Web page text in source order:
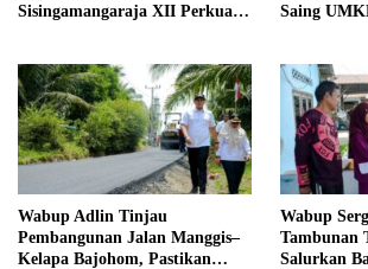
Sisingamangaraja XII Perkuat
Saing
Wabup Adlin Tinjau
Pembangunan Jalan Manggis–
Kelapa Bajohom, Pastikan
Wabup
Tambunan
Salurkan